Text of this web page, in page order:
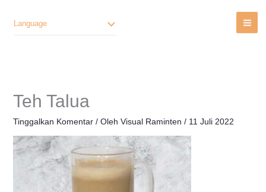
Language
Teh Talua
Tinggalkan Komentar / Oleh Visual Raminten / 11 Juli 2022